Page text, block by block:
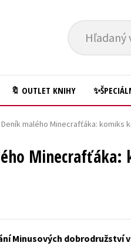
Hľadaný
publikácie
sortiment
a duchovný svet
military
🔖 OUTLET KNIHY
Deník malého Minecrafťáka: komiks
Minecrafťáka:
Minusových dobrodružství